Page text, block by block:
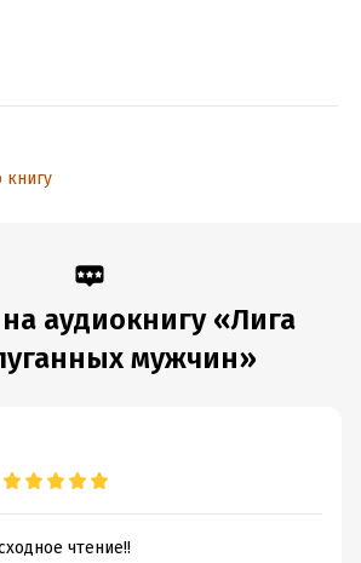
аудиокнигу «Лига
мужчин»
чтение!!